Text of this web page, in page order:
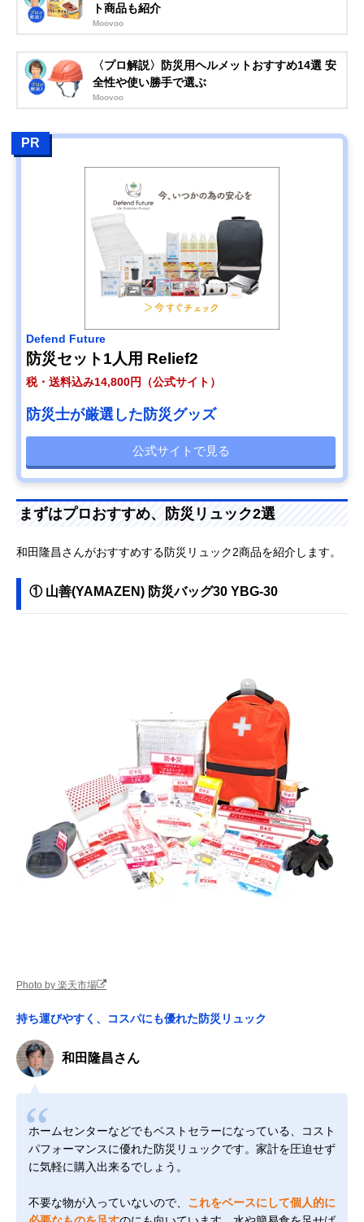
ト商品も紹介
Moovoo
〈プロ解説〉防災用ヘルメットおすすめ14選 安
全性や使い勝手で選ぶ
Moovoo
PR
Defend Future
防災セット1人用 Relief2
税・送料込み14,800円（公式サイト）
防災士が厳選した防災グッズ
公式サイトで見る
まずはプロおすすめ、防災リュック2選
和田隆昌さんがおすすめする防災リュック2商品を紹介します。
① 山善(YAMAZEN) 防災バッグ30 YBG-30
Photo by 楽天市場
持ち運びやすく、コスパにも優れた防災リュック
和田隆昌さん
ホームセンターなどでもベストセラーになっている、コスト
パフォーマンスに優れた防災リュックです。家計を圧迫せず
に気軽に購入出来るでしょう。
不要な物が入っていないので、 これをベースにして個人的に